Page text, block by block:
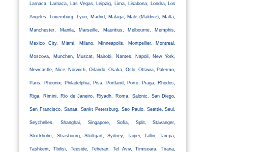
Larnaca, Larnaca, Las Vegas, Leipzig, Lima, Lisabona, Londra, Los
Angeles, Luxemburg, Lyon, Madrid, Malaga, Male (Maldive), Malta,
Manchester, Manila, Marseille, Mauritius, Melbourne, Memphis,
Mexico City, Miami, Milano, Minneapolis, Montpellier, Montreal,
Moscova, Munchen, Muscat, Nairobi, Nantes, Napoli, New York,
Newcastle, Nice, Norwich, Orlando, Osaka, Oslo, Ottawa, Palermo,
Paris, Pheonix, Philadelphia, Pisa, Portland, Porto, Praga, Rhodos,
Riga, Rimini, Rio de Janeiro, Riyadh, Roma, Salonic, San Diego,
San Francisco, Sanaa, Sankt Petersburg, Sao Paulo, Seattle, Seul,
Seychelles, Shanghai, Singapore, Sofia, Split, Stavanger,
Stockholm, Strasbourg, Stuttgart, Sydney, Taipei, Tallin, Tampa,
Tashkent, Tbilisi, Teeside, Teheran, Tel Aviv, Timisoara, Tirana,